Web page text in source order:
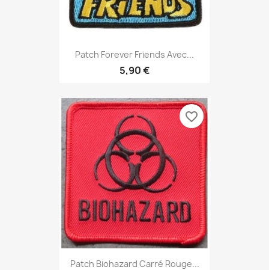
Patch Forever Friends Avec...
5,90 €
Patch Biohazard Carré Rouge...
favorite_border